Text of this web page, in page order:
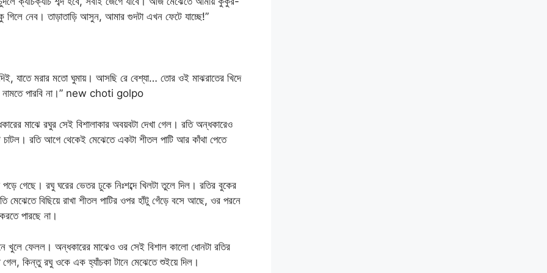
নেব। তাড়াতাড়ি আসুন, আমার গুদটা এখন ফেটে যাচ্ছে!”
যাতে মরার মতো ঘুমায়। আসছি রে বেশ্যা… তোর ওই মাঝরাতের খিদে
নামতে পারবি না।” new choti golpo
মাঝে রঘুর সেই বিশালাকার অবয়বটা দেখা গেল। রতি অন্ধকারেও
চাটল। রতি আগে থেকেই মেঝেতে একটা শীতল পাটি আর কাঁথা পেতে
গেছে। রঘু ঘরের ভেতর ঢুকে নিঃশব্দে খিলটা তুলে দিল। রতির বুকের
মেঝেতে বিছিয়ে রাখা শীতল পাটির ওপর হাঁটু গেঁড়ে বসে আছে, ওর পরনে
পারছে না।
খুলে ফেলল। অন্ধকারের মাঝেও ওর সেই বিশাল কালো ধোনটা রতির
গেল, কিন্তু রঘু ওকে এক হ্যাঁচকা টানে মেঝেতে শুইয়ে দিল।